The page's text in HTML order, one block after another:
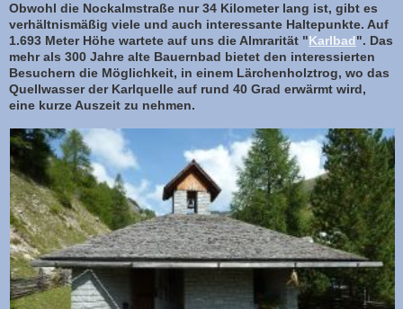
Obwohl die Nockalmstraße nur 34 Kilometer lang ist, gibt es
verhältnismäßig viele und auch interessante Haltepunkte. Auf
1.693 Meter Höhe wartete auf uns die Almrarität "Karlbad". Das
mehr als 300 Jahre alte Bauernbad bietet den interessierten
Besuchern die Möglichkeit, in einem Lärchenholztrog, wo das
Quellwasser der Karlquelle auf rund 40 Grad erwärmt wird,
eine kurze Auszeit zu nehmen.